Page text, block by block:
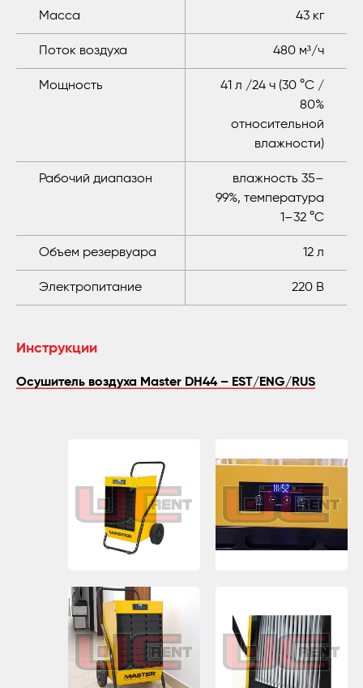
Масса 43 кг
Поток воздуха 480 м³/ч
Мощность
41 л /24 ч (30 °C /
80%
относительной
влажности)
Рабочий диапазон
влажность 35–
99%, температура
1–32 °C
Объем резервуара 12 л
Электропитание 220 В
Инструкции
Осушитель воздуха Master DH44 – EST/ENG/RUS